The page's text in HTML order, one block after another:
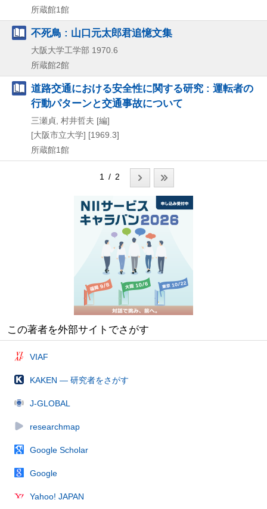
所蔵館1館
不死鳥 : 山口元太郎君追憶文集
大阪大学工学部 1970.6
所蔵館2館
道路交通における安全性に関する研究 : 運転者の
行動パターンと交通事故について
三瀬貞, 村井哲夫 [編]
[大阪市立大学] [1969.3]
所蔵館1館
1 / 2
この著者を外部サイトでさがす
VIAF
KAKEN — 研究者をさがす
J-GLOBAL
researchmap
Google Scholar
Google
Yahoo! JAPAN